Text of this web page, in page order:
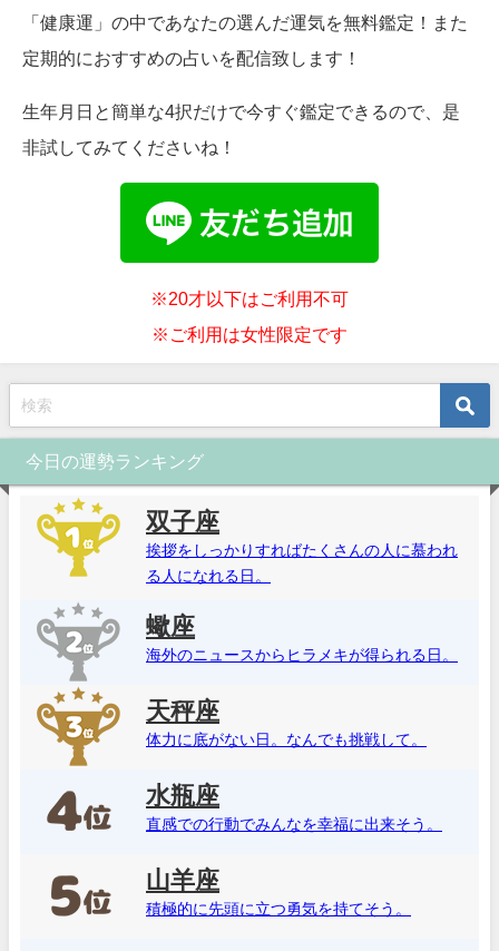
「健康運」の中であなたの選んだ運気を無料鑑定！また
定期的におすすめの占いを配信致します！
生年月日と簡単な4択だけで今すぐ鑑定できるので、是
非試してみてくださいね！
※20才以下はご利用不可
※ご利用は女性限定です
今日の運勢ランキング
双子座
挨拶をしっかりすればたくさんの人に慕われ
る人になれる日。
蠍座
海外のニュースからヒラメキが得られる日。
天秤座
体力に底がない日。なんでも挑戦して。
水瓶座
直感での行動でみんなを幸福に出来そう。
山羊座
積極的に先頭に立つ勇気を持てそう。